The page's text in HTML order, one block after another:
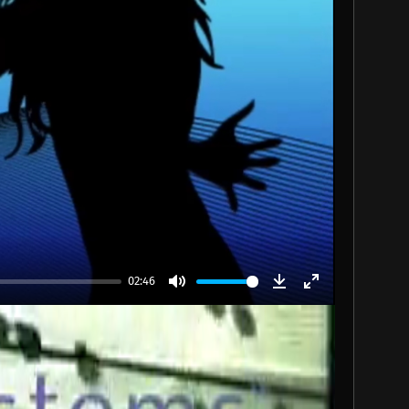
02:46
Mute Download
Enter
fullscreen